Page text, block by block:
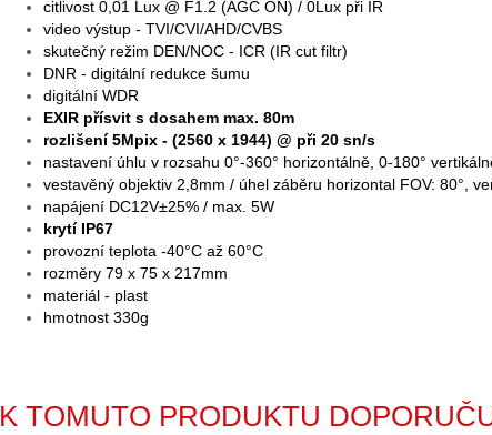
citlivost 0,01 Lux @ F1.2 (AGC ON) / 0Lux při IR
video výstup - TVI/CVI/AHD/CVBS
skutečný režim DEN/NOC - ICR (IR cut filtr)
DNR - digitální redukce šumu
digitální WDR
EXIR přísvit s dosahem max. 80m
rozlišení 5Mpix - (2560 x 1944) @ při 20 sn/s
nastavení úhlu v rozsahu 0°-360° horizontálně, 0-180°
vestavěný objektiv 2,8mm / úhel záběru horizontal FOV: 80°,
napájení DC12V±25% / max. 5W
krytí IP67
provozní teplota -40°C až 60°C
rozměry 79 x 75 x 217mm
materiál - plast
hmotnost 330g
K TOMUTO PRODUKTU